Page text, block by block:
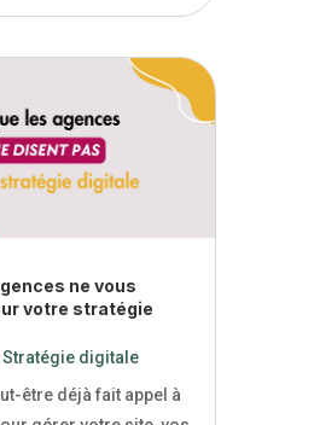
ne vous
votre stratégie
Stratégie digitale
être déjà fait appel à